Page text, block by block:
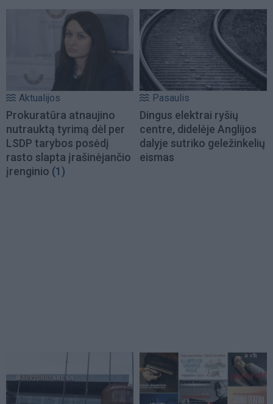
Aktualijos
Prokuratūra atnaujino
nutrauktą tyrimą dėl per
LSDP tarybos posėdį
rasto slapta įrašinėjančio
įrenginio (1)
Pasaulis
Dingus elektrai ryšių
centre, didelėje Anglijos
dalyje sutriko geležinkelių
eismas